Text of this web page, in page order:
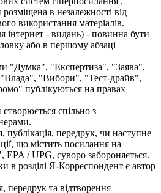
в незалежності від
використання матеріалів.
інтернет - видань) - повинна бути
або в першому абзаці
"Думка", "Експертиза", "Заява",
"Вибори", "Тест-драйв",
публікуються на правах
спільно з
публікація, передрук, чи наступне
що містить посилання на
EPA / UPG, суворо забороняється.
в розділі Я-Корреспондент є автор
передрук та відтворення